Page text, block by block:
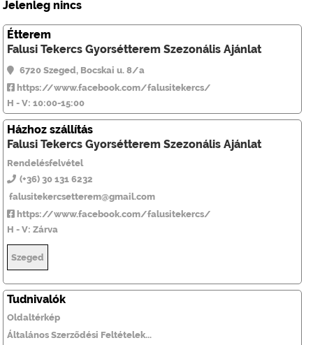
Jelenleg nincs
Étterem
Falusi Tekercs Gyorsétterem Szezonális Ajánlat
6720 Szeged, Bocskai u. 8/a
https://www.facebook.com/falusitekercs/
H - V: 10:00-15:00
Házhoz szállítás
Falusi Tekercs Gyorsétterem Szezonális Ajánlat
Rendelésfelvétel
(+36) 30 131 6232
falusitekercsetterem@gmail.com
https://www.facebook.com/falusitekercs/
H - V: Zárva
Szeged
Tudnivalók
Oldaltérkép
Általános Szerződési Feltételek...